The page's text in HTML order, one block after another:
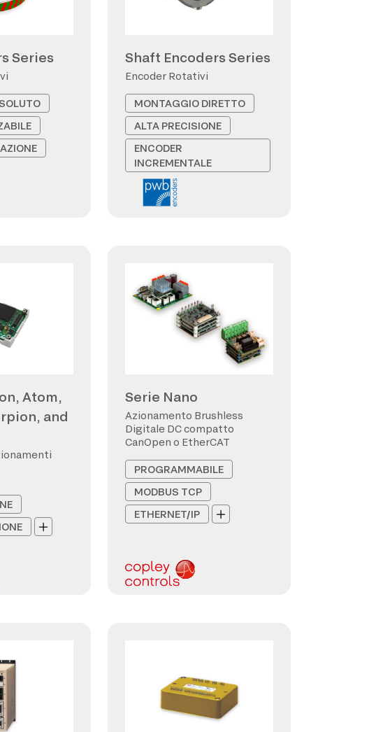
Series Shaft Encoders Series
Encoder Rotativi
MONTAGGIO DIRETTO
ALTA PRECISIONE
ENCODER
INCREMENTALE
Atom,
and
Serie Nano
Azionamento Brushless
Digitale DC compatto
CanOpen o EtherCAT
PROGRAMMABILE
MODBUS TCP
ETHERNET/IP